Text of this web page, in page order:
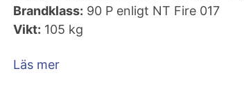
Brandklass: 90 P enligt NT Fire 017
Vikt: 105 kg
Läs mer